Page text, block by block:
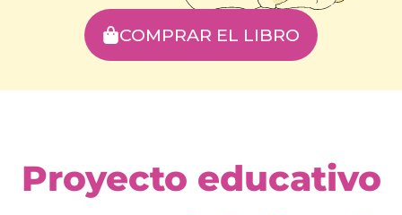
COMPRAR EL LIBRO
Proyecto educativo